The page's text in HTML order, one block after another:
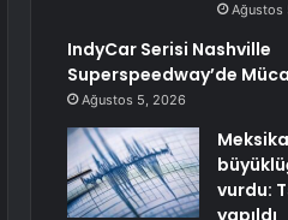
Ağustos
IndyCar Serisi Nashville
Superspeedway’de
Ağustos 5, 2026
vurdu:
yapıldı